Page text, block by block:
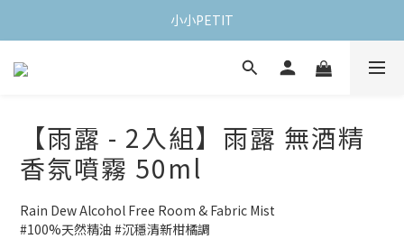
小小PETIT
【雨露 - 2入組】雨露 無酒精
香氛噴霧 50ml
Rain Dew Alcohol Free Room & Fabric Mist
#100%天然精油 #沉穩清新柑橘調